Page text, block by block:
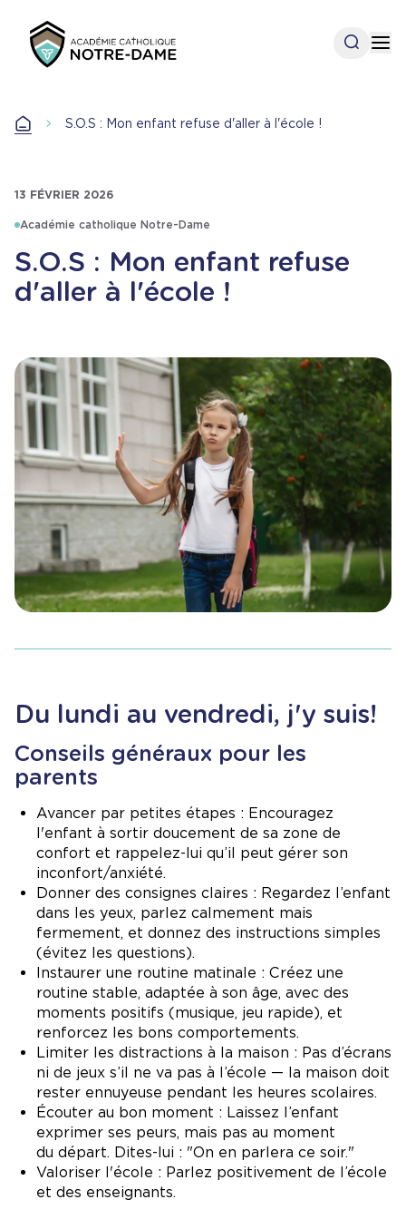
contenu
principal
Open
AccueilS.O.S : Mon enfant refuse d'aller à l'école !
13 FÉVRIER 2026
Académie catholique Notre-Dame
S.O.S : Mon enfant refuse
d'aller à l'école !
Du lundi au vendredi, j'y suis!
Conseils généraux pour les
parents
Avancer par petites étapes : Encouragez
l'enfant à sortir doucement de sa zone de
confort et rappelez-lui qu’il peut gérer son
inconfort/anxiété.
Donner des consignes claires : Regardez l’enfant
dans les yeux, parlez calmement mais
fermement, et donnez des instructions simples
(évitez les questions).
Instaurer une routine matinale : Créez une
routine stable, adaptée à son âge, avec des
moments positifs (musique, jeu rapide), et
renforcez les bons comportements.
Limiter les distractions à la maison : Pas d’écrans
ni de jeux s’il ne va pas à l’école — la maison doit
rester ennuyeuse pendant les heures scolaires.
Écouter au bon moment : Laissez l’enfant
exprimer ses peurs, mais pas au moment
du départ. Dites-lui : "On en parlera ce soir."
Valoriser l'école : Parlez positivement de l’école
et des enseignants.